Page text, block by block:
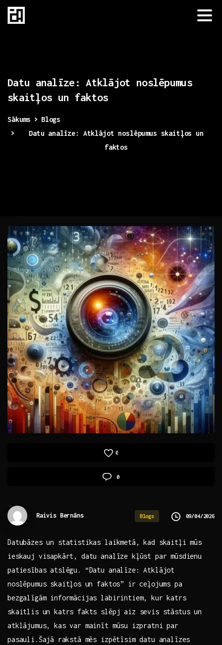
Datu analīze: Atklājot noslēpumus
skaitļos un faktos
Sākums
Blogs
Datu analīze: Atklājot noslēpumus skaitļos un
faktos
0
0
Raivis Bernāns Blogs 09/04/2026
Datubāzes‌ un statistikas laikmetā, kad skaitļi mūs‍
ieskauj visapkārt, datu analīze kļūst par mūsdienu
patiesības​ atslēgu. “Datu​ analīze: Atklājot
noslēpumus skaitļos ⁣un faktos” ir ceļojums pa
bezgalīgām ‌informācijas labirintiem, kur katrs
skaitlis un katrs fakts slēpj aiz sevis stāstus un
atklājumus, ‌kas var mainīt mūsu⁤ izpratni par
pasauli.Šajā⁤ rakstā mēs ‍izpētīsim datu analīzes